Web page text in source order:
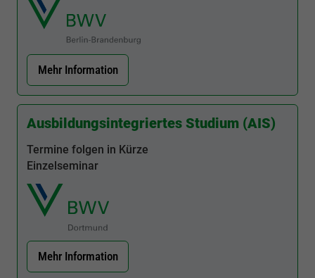
Mehr Information
Ausbildungsintegriertes Studium (AIS)
Termine folgen in Kürze
Einzelseminar
Mehr Information